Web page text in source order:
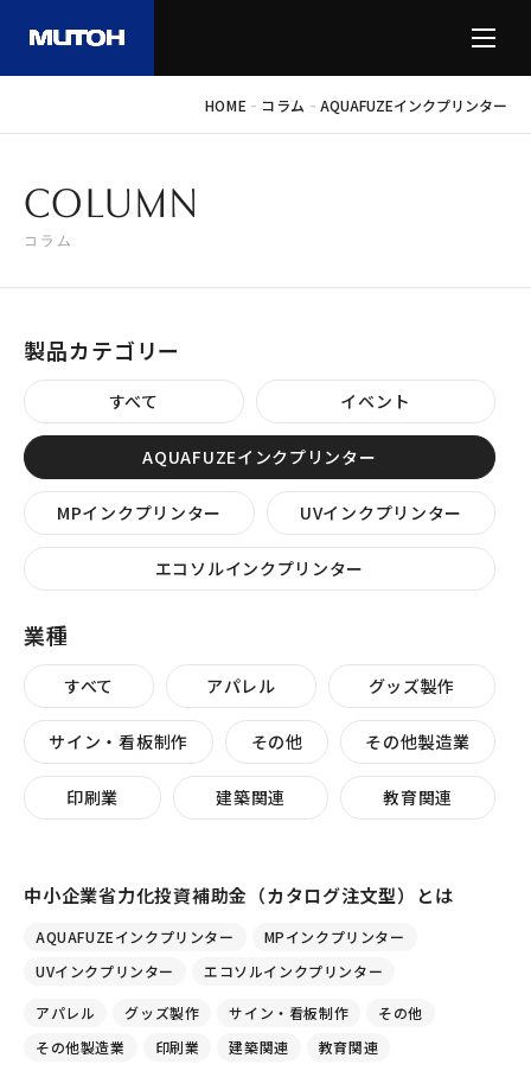
HOME - コラム - AQUAFUZEインクプリンター
COLUMN
コラム
製品カテゴリー
すべて イベント
AQUAFUZEインクプリンター
MPインクプリンター UVインクプリンター
エコソルインクプリンター
業種
すべて アパレル グッズ製作
サイン・看板制作 その他 その他製造業
印刷業 建築関連 教育関連
中小企業省力化投資補助金（カタログ注文型）とは
AQUAFUZEインクプリンター
MPインクプリンター
UVインクプリンター
エコソルインクプリンター
アパレル グッズ製作 サイン・看板制作
その他
その他製造業
印刷業 建築関連 教育関連